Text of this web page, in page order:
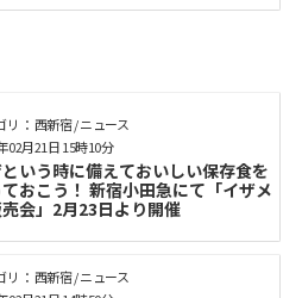
リ： 西新宿 / ニュース
いう時に備えておいしい保存食を
おこう！ 新宿小田急にて「イザメ
会」2月23日より開催
02月21日 15時10分
リ： 西新宿 / ニュース